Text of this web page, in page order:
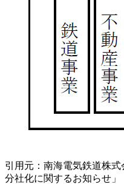
引用元：南海電気鉄道株
分社化に関するお知らせ」